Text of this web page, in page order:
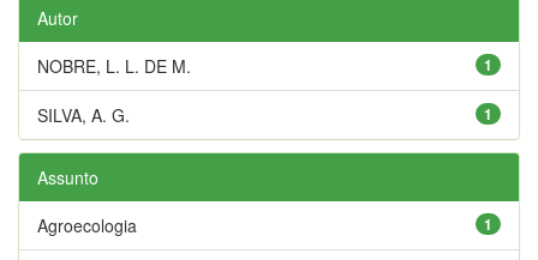
Autor
1
NOBRE, L. L. DE M.
1
SILVA, A. G.
Assunto
1
Agroecologia